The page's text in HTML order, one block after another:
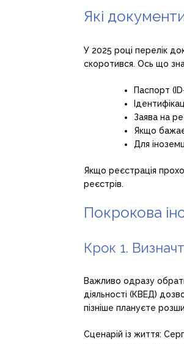
Які
У 2025 році перелік
скоротився. Ось що
Паспорт
Заява на
Якщо
Для
Якщо реєстрація
реєстрів.
Покрокова
Крок 1.
Важливо одразу
діяльності (КВЕД)
пізніше плануєте
Сценарій із життя: